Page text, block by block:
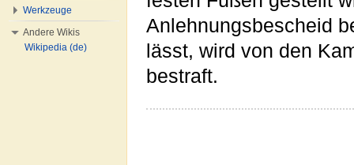
Anlehnungsbescheid
lässt, wird von den
bestraft.
Werkzeuge
Andere Wikis
Wikipedia (de)